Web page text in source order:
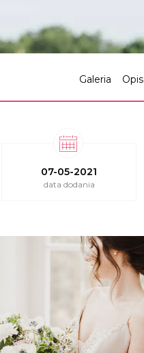
Galeria Opis
07-05-2021
data dodania